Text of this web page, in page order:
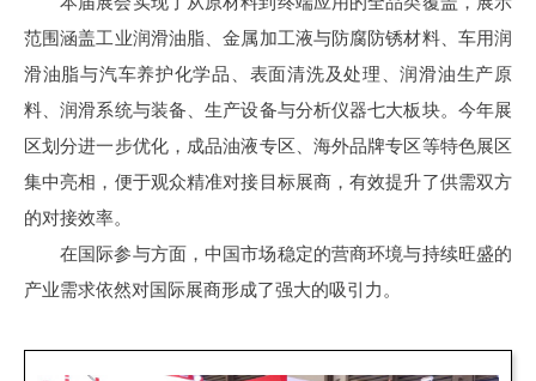
范围涵盖工业润滑油脂、金属加工液与防腐防锈材料、车用润
滑油脂与汽车养护化学品、表面清洗及处理、润滑油生产原
料、润滑系统与装备、生产设备与分析仪器七大板块。今年展
区划分进一步优化，成品油液专区、海外品牌专区等特色展区
集中亮相，便于观众精准对接目标展商，有效提升了供需双方
的对接效率。
在国际参与方面，中国市场稳定的营商环境与持续旺盛的
产业需求依然对国际展商形成了强大的吸引力。